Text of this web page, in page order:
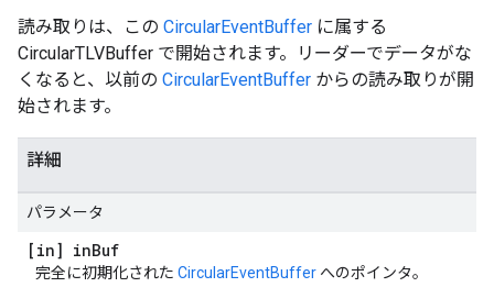
読み取りは、この CircularEventBuffer に属する
CircularTLVBuffer で開始されます。リーダーでデータがな
くなると、以前の CircularEventBuffer からの読み取りが開
始されます。
詳細
パラメータ
[in] inBuf
完全に初期化された CircularEventBuffer へのポインタ。